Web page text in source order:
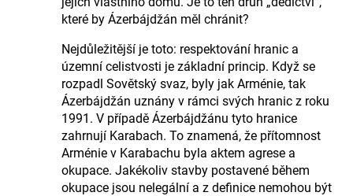
které by Ázerbájdžán měl chránit?
Nejdůležitější je toto: respektování hranic a
územní celistvosti je základní princip. Když se
rozpadl Sovětský svaz, byly jak Arménie, tak
Ázerbájdžán uznány v rámci svých hranic z roku
1991. V případě Ázerbájdžánu tyto hranice
zahrnují Karabach. To znamená, že přítomnost
Arménie v Karabachu byla aktem agrese a
okupace. Jakékoliv stavby postavené během
okupace jsou nelegální a z definice nemohou být